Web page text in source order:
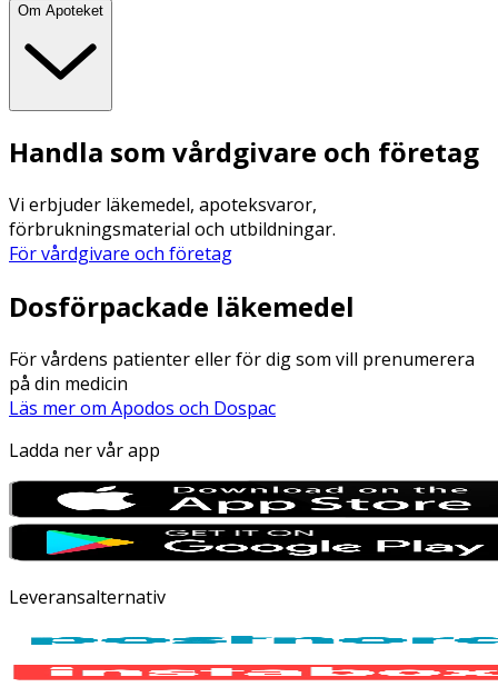
Om Apoteket
Handla som vårdgivare och företag
Vi erbjuder läkemedel, apoteksvaror,
förbrukningsmaterial och utbildningar.
För vårdgivare och företag
Dosförpackade läkemedel
För vårdens patienter eller för dig som vill prenumerera
på din medicin
Läs mer om Apodos och Dospac
Ladda ner vår app
Leveransalternativ